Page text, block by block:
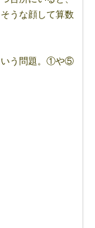
うな顔して算数
いう問題。①や⑤